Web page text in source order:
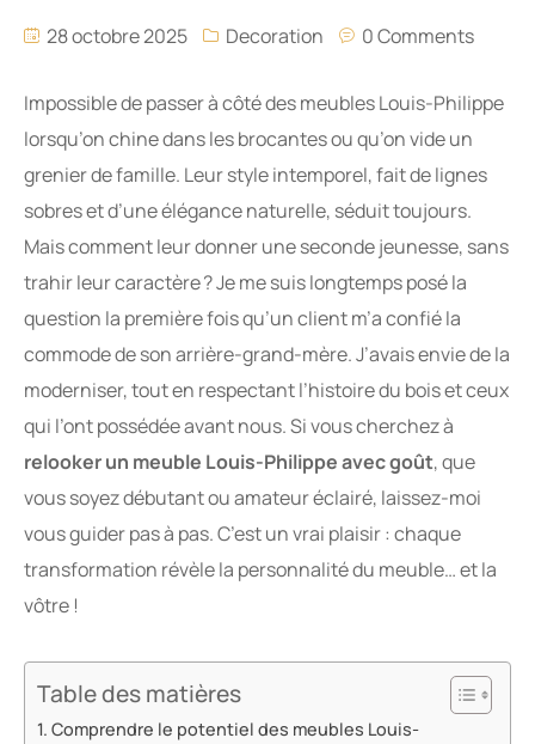
28 octobre 2025 Decoration 0 Comments
Impossible de passer à côté des meubles Louis-Philippe
lorsqu’on chine dans les brocantes ou qu’on vide un
grenier de famille. Leur style intemporel, fait de lignes
sobres et d’une élégance naturelle, séduit toujours.
Mais comment leur donner une seconde jeunesse, sans
trahir leur caractère ? Je me suis longtemps posé la
question la première fois qu’un client m’a confié la
commode de son arrière-grand-mère. J’avais envie de la
moderniser, tout en respectant l’histoire du bois et ceux
qui l’ont possédée avant nous. Si vous cherchez à
relooker un meuble Louis-Philippe avec goût, que
vous soyez débutant ou amateur éclairé, laissez-moi
vous guider pas à pas. C’est un vrai plaisir : chaque
transformation révèle la personnalité du meuble… et la
vôtre !
Table des matières
Comprendre le potentiel des meubles Louis-